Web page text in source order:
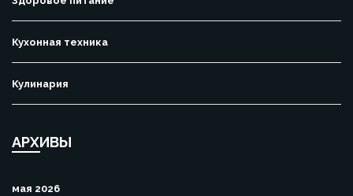
Кухонная техника
Кулинария
АРХИВЫ
мая 2026